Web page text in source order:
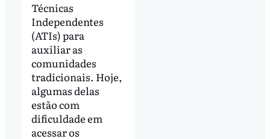
Técnicas
Independentes
(ATIs) para
auxiliar as
comunidades
tradicionais. Hoje,
algumas delas
estão com
dificuldade em
acessar os